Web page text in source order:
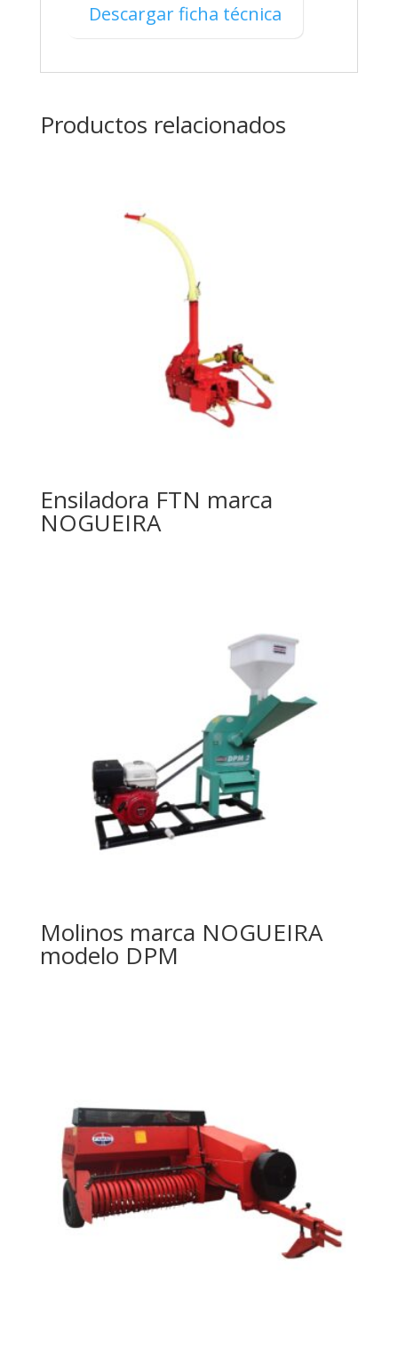
Descargar ficha técnica
Productos relacionados
Ensiladora FTN marca
NOGUEIRA
Molinos marca NOGUEIRA
modelo DPM